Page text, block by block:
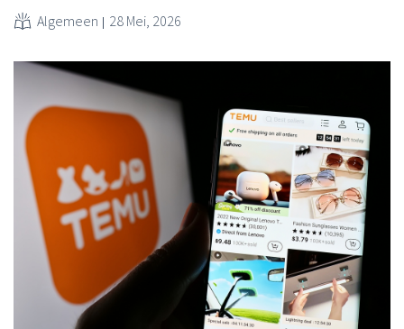
Algemeen 28 Mei, 2026